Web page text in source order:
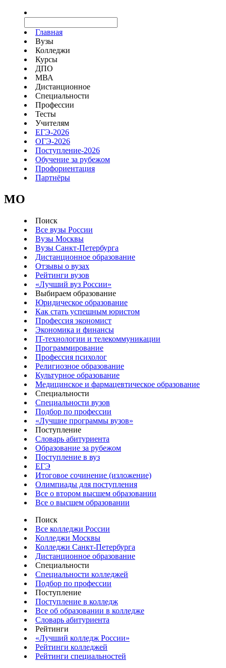
Главная
Вузы
Колледжи
Курсы
ДПО
МВА
Дистанционное
Специальности
Профессии
Тесты
Учителям
ЕГЭ-2026
ОГЭ-2026
Поступление-2026
Обучение за рубежом
Профориентация
Партнёры
MO
Поиск
Все вузы России
Вузы Москвы
Вузы Санкт-Петербурга
Дистанционное образование
Отзывы о вузах
Рейтинги вузов
«Лучший вуз России»
Выбираем образование
Юридическое образование
Как стать успешным юристом
Профессия экономист
Экономика и финансы
IT-технологии и телекоммуникации
Программирование
Профессия психолог
Религиозное образование
Культурное образование
Медицинское и фармацевтическое образование
Специальности
Специальности вузов
Подбор по профессии
«Лучшие программы вузов»
Поступление
Словарь абитуриента
Образование за рубежом
Поступление в вуз
ЕГЭ
Итоговое сочинение (изложение)
Олимпиады для поступления
Все о втором высшем образовании
Все о высшем образовании
Поиск
Все колледжи России
Колледжи Москвы
Колледжи Санкт-Петербурга
Дистанционное образование
Специальности
Специальности колледжей
Подбор по профессии
Поступление
Поступление в колледж
Все об образовании в колледже
Словарь абитуриента
Рейтинги
«Лучший колледж России»
Рейтинги колледжей
Рейтинги специальностей